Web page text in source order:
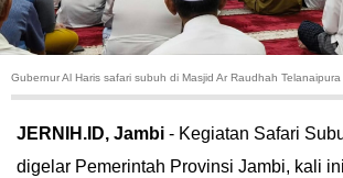
KHAZANAH
TEKNOLOGI
Gubernur Al Haris safari subuh di Masjid Ar Raudhah Telanaipura
JERNIH.ID, Jambi - Kegiatan Safari
digelar Pemerintah Provinsi Jambi, kali